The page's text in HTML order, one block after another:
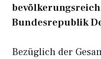
Bundesrepublik
Bezüglich der